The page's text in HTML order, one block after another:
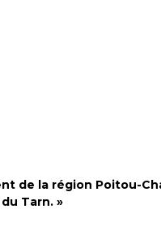
de la région Poitou-
Tarn. »